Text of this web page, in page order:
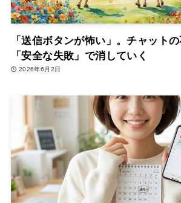
「送信ボタンが怖い」。チャット
「安全な失敗」で消していく
2026年6月2日